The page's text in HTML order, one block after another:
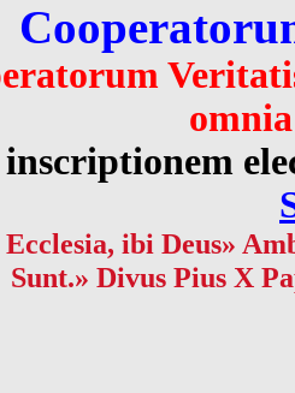
inscriptionem
ibi Deus»
Sunt.» Divus Pius X